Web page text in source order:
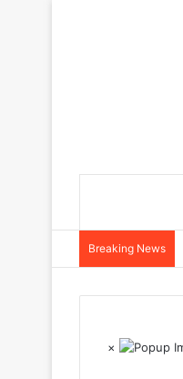
Breaking News
×